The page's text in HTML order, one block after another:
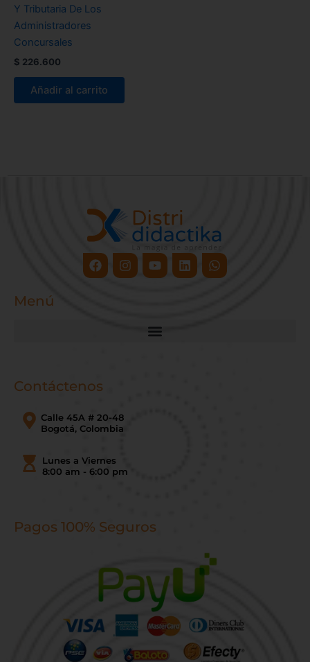
Y Tributaria De Los
Administradores
Concursales
$ 226.600
Añadir al carrito
FacebookInstagram
YoutubeLinkedinWhatsapp
Menú
Contáctenos
Calle 45A # 20-48
Bogotá, Colombia
Lunes a Viernes
8:00 am - 6:00 pm
Pagos 100% Seguros